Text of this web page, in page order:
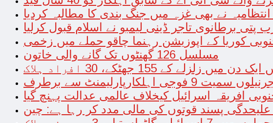
نے بھی غزہ میں جنگ بندی کا مطالبہ کردیا
پتی برطانوی تاجر ڈینی لیمبو نے اسلام قبول کرلیا
کوریا کے اپوزیشن رہنما چاقو حملے میں زخمی
مسلسل 126 گھنٹوں تک گانے والی خاتون
میں زلزلے کے 155 جھٹکے، 30 افراد ہلاک
افریقہ اسرائیل کیخلاف عالمی عدالت پہنچ گیا
پسند قوتوں کی مالی مدد کر رہا ہے: چین